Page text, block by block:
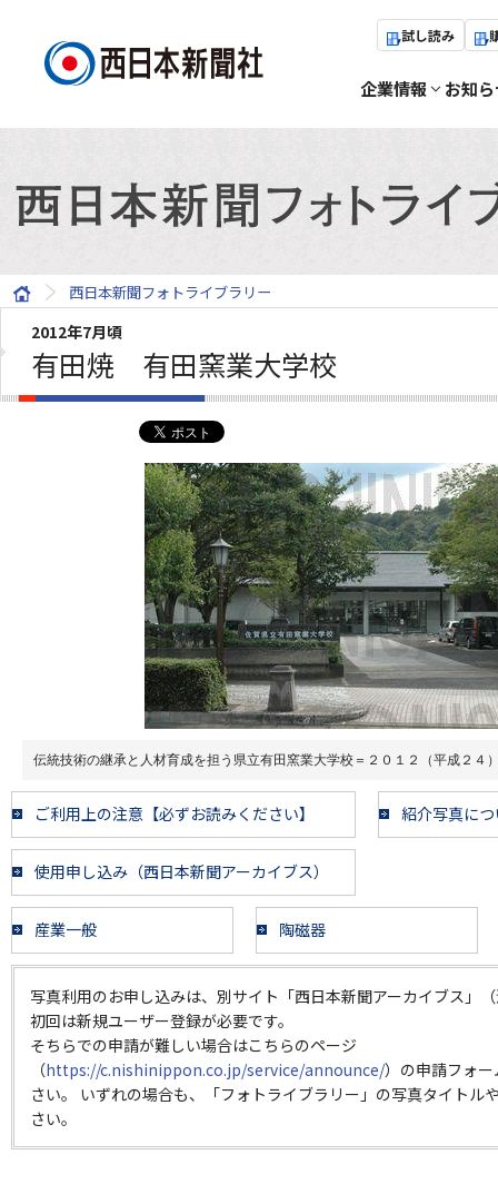
試し読み
企業情報 お知
西日本新聞フォトライブラリー
2012年7月頃
有田焼 有田窯業大学校
伝統技術の継承と人材育成を担う県立有田窯業大学校＝２０１２（平成２４
ご利用上の注意【必ずお読みください】 紹介写真に
使用申し込み（西日本新聞アーカイブス）
産業一般 陶磁器
写真利用のお申し込みは、別サイト「西日本新聞アーカイブス」
初回は新規ユーザー登録が必要です。
そちらでの申請が難しい場合はこちらのページ
（https://c.nishinippon.co.jp/service/announce/）の申請フォ
さい。 いずれの場合も、「フォトライブラリー」の写真タイトル
さい。